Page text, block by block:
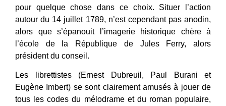
pour quelque chose dans ce choix. Situer l’action
autour du 14 juillet 1789, n’est cependant pas anodin,
alors que s’épanouit l’imagerie historique chère à
l’école de la République de Jules Ferry, alors
président du conseil.
Les librettistes (Ernest Dubreuil, Paul Burani et
Eugène Imbert) se sont clairement amusés à jouer de
tous les codes du mélodrame et du roman populaire,